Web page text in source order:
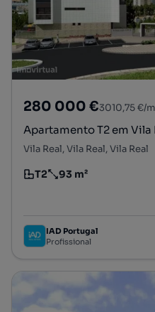
280 000 €3010,75 €/
Apartamento T2 em Vila
Vila Real, Vila Real, Vila Real
Tipologia
T2
Preço por metro quadrado
93 m²
IAD Portugal
Profissional